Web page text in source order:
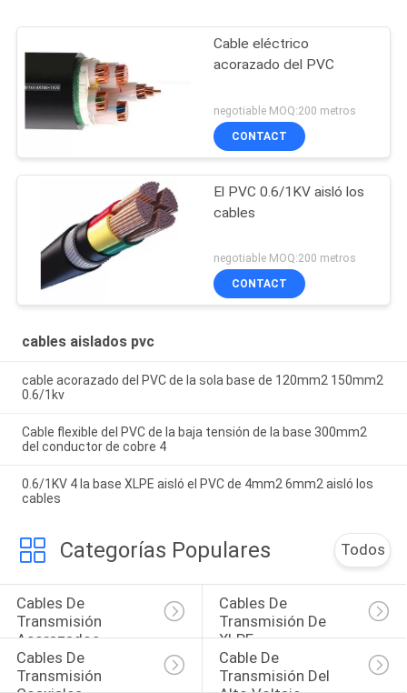
Cable eléctrico
acorazado del PVC
negotiable MOQ:200 metros
CONTACT
El PVC 0.6/1KV aisló los
cables
negotiable MOQ:200 metros
CONTACT
cables aislados pvc
cable acorazado del PVC de la sola base de 120mm2 150mm2
0.6/1kv
Cable flexible del PVC de la baja tensión de la base 300mm2
del conductor de cobre 4
0.6/1KV 4 la base XLPE aisló el PVC de 4mm2 6mm2 aisló los
cables
Categorías Populares Todos
Cables De
Transmisión
Acorazados
Cables De
Transmisión De
XLPE
Cables De
Transmisión
Cable De
Transmisión Del